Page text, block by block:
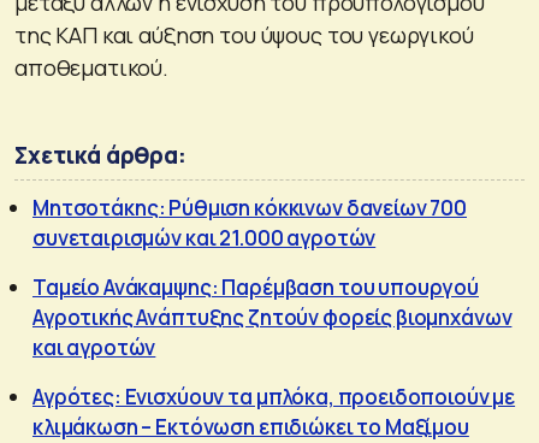
της ΚΑΠ και αύξηση του ύψους του γεωργικού
αποθεματικού.
Σχετικά άρθρα:
Μητσοτάκης: Ρύθμιση κόκκινων δανείων 700
συνεταιρισμών και 21.000 αγροτών
Ταμείο Ανάκαμψης: Παρέμβαση του υπουργού
Αγροτικής Ανάπτυξης ζητούν φορείς βιομηχάνων
και αγροτών
Αγρότες: Ενισχύουν τα μπλόκα, προειδοποιούν με
κλιμάκωση – Εκτόνωση επιδιώκει το Μαξίμου